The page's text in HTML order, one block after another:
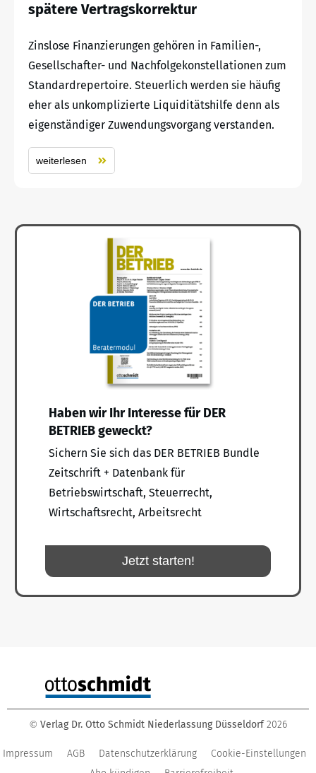
spätere Vertragskorrektur
Zinslose Finanzierungen gehören in Familien-,
Gesellschafter- und Nachfolgekonstellationen zum
Standardrepertoire. Steuerlich werden sie häufig
eher als unkomplizierte Liquiditätshilfe denn als
eigenständiger Zuwendungsvorgang verstanden.
weiterlesen
Haben wir Ihr Interesse für DER
BETRIEB geweckt?
Sichern Sie sich das DER BETRIEB Bundle
Zeitschrift + Datenbank für
Betriebswirtschaft, Steuerrecht,
Wirtschaftsrecht, Arbeitsrecht
Jetzt starten!
© Verlag Dr. Otto Schmidt Niederlassung Düsseldorf 2026
Impressum AGB Datenschutzerklärung
Cookie-Einstellungen